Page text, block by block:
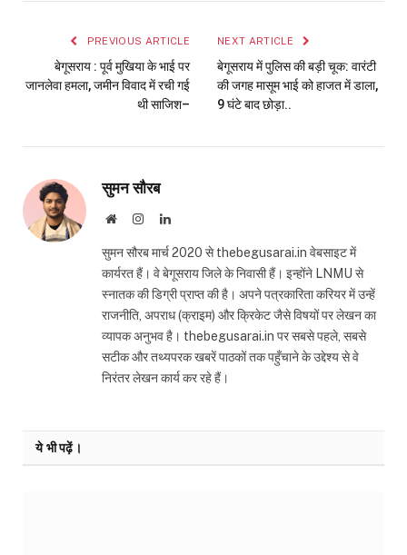
PREVIOUS ARTICLE
बेगूसराय : पूर्व मुखिया के भाई पर
जानलेवा हमला, जमीन विवाद में रची गई
थी साजिश–
NEXT ARTICLE
बेगूसराय में पुलिस की बड़ी चूक: वारंटी
की जगह मासूम भाई को हाजत में डाला,
9 घंटे बाद छोड़ा..
सुमन सौरब
WebsiteInstagramLinkedIn
सुमन सौरब मार्च 2020 से thebegusarai.in वेबसाइट में
कार्यरत हैं। वे बेगूसराय जिले के निवासी हैं। इन्होंने LNMU से
स्नातक की डिग्री प्राप्त की है। अपने पत्रकारिता करियर में उन्हें
राजनीति, अपराध (क्राइम) और क्रिकेट जैसे विषयों पर लेखन का
व्यापक अनुभव है। thebegusarai.in पर सबसे पहले, सबसे
सटीक और तथ्यपरक खबरें पाठकों तक पहुँचाने के उद्देश्य से वे
निरंतर लेखन कार्य कर रहे हैं।
ये भी पढ़ें।